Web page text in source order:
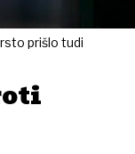
prišlo tudi